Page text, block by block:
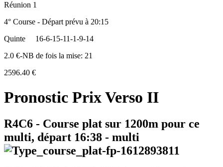
Réunion 1
4° Course - Départ prévu à 20:15
Quinte
16-6-15-11-1-9-14
2.0 €-NB de fois la mise: 21
2596.40 €
Pronostic Prix Verso II
R4C6 - Course plat sur 1200m pour ce
multi, départ 16:38 - multi